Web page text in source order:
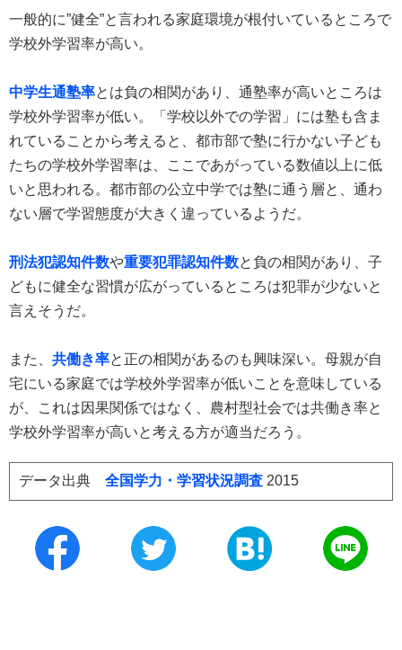
一般的に”健全”と言われる家庭環境が根付いているところで
学校外学習率が高い。
中学生通塾率とは負の相関があり、通塾率が高いところは
学校外学習率が低い。「学校以外での学習」には塾も含ま
れていることから考えると、都市部で塾に行かない子ども
たちの学校外学習率は、ここであがっている数値以上に低
いと思われる。都市部の公立中学では塾に通う層と、通わ
ない層で学習態度が大きく違っているようだ。
刑法犯認知件数や重要犯罪認知件数と負の相関があり、子
どもに健全な習慣が広がっているところは犯罪が少ないと
言えそうだ。
また、 共働き率と正の相関があるのも興味深い。母親が自
宅にいる家庭では学校外学習率が低いことを意味している
が、これは因果関係ではなく、農村型社会では共働き率と
学校外学習率が高いと考える方が適当だろう。
データ出典 全国学力・学習状況調査 2015